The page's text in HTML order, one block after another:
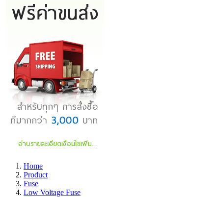
Home
Product
Fuse
Low Voltage Fuse